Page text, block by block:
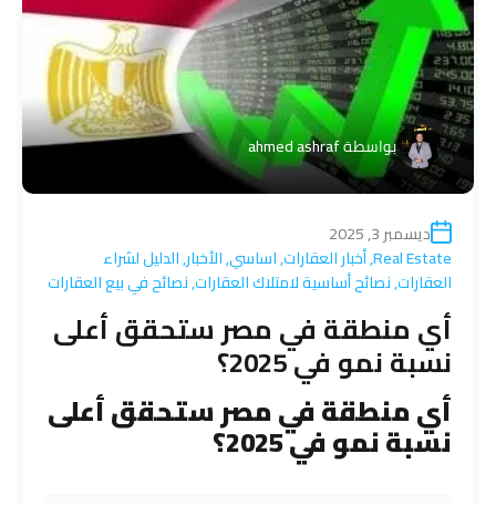
بواسطةahmed ashraf
ديسمبر 3, 2025
Real Estate
,أخبار العقارات,اساسي,الأخبار,الدليل لشراء
العقارات,نصائح أساسية لامتلاك العقارات,نصائح في بيع العقارات
أي منطقة في مصر ستحقق أعلى
نسبة نمو في 2025؟
أي منطقة في مصر ستحقق أعلى
نسبة نمو في 2025؟